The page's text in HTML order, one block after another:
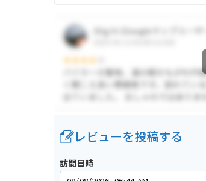
レビューを投稿する
訪問日時